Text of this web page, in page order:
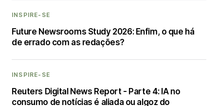
INSPIRE-SE
Future Newsrooms Study 2026: Enfim, o que há
de errado com as redações?
INSPIRE-SE
Reuters Digital News Report - Parte 4: IA no
consumo de notícias é aliada ou algoz do